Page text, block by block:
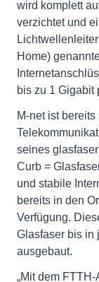
wird komplett
verzichtet und
Home)
bis zu 1 Gigabit
M-net ist
seines
Curb =
und stabile
bereits in den
Verfügung.
Glasfaser bis in
ausgebaut.
„Mit dem